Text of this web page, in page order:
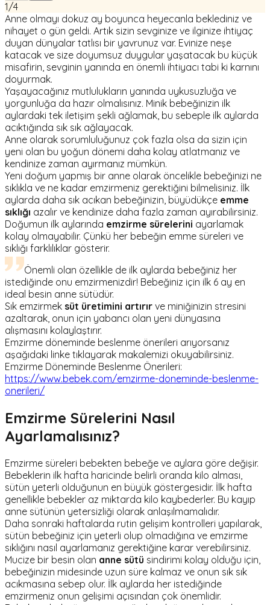
1/4
Anne olmayı dokuz ay boyunca heyecanla beklediniz ve
nihayet o gün geldi. Artık sizin sevginize ve ilginize ihtiyaç
duyan dünyalar tatlısı bir yavrunuz var. Evinize neşe
katacak ve size doyumsuz duygular yaşatacak bu küçük
misafirin, sevginin yanında en önemli ihtiyacı tabi ki karnını
doyurmak.
Yaşayacağınız mutlulukların yanında uykusuzluğa ve
yorgunluğa da hazır olmalısınız. Minik bebeğinizin ilk
aylardaki tek iletişim şekli ağlamak, bu sebeple ilk aylarda
acıktığında sık sık ağlayacak.
Anne olarak sorumluluğunuz çok fazla olsa da sizin için
yeni olan bu yoğun dönemi daha kolay atlatmanız ve
kendinize zaman ayırmanız mümkün.
Yeni doğum yapmış bir anne olarak öncelikle bebeğinizi ne
sıklıkla ve ne kadar emzirmeniz gerektiğini bilmelisiniz. İlk
aylarda daha sık acıkan bebeğinizin, büyüdükçe emme
sıklığı azalır ve kendinize daha fazla zaman ayırabilirsiniz.
Doğumun ilk aylarında emzirme sürelerini ayarlamak
kolay olmayabilir. Çünkü her bebeğin emme süreleri ve
sıklığı farklılıklar gösterir.
Önemli olan özellikle de ilk aylarda bebeğiniz her
istediğinde onu emzirmenizdir! Bebeğiniz için ilk 6 ay en
ideal besin anne sütüdür.
Sık emzirmek süt üretimini artırır ve miniğinizin stresini
azaltarak, onun için yabancı olan yeni dünyasına
alışmasını kolaylaştırır.
Emzirme döneminde beslenme önerileri arıyorsanız
aşağıdaki linke tıklayarak makalemizi okuyabilirsiniz.
Emzirme Döneminde Beslenme Önerileri:
https://www.bebek.com/emzirme-doneminde-beslenme-
onerileri/
Emzirme Sürelerini Nasıl
Ayarlamalısınız?
Emzirme süreleri bebekten bebeğe ve aylara göre değişir.
Bebeklerin ilk hafta haricinde belirli oranda kilo alması,
sütün yeterli olduğunun en büyük göstergesidir. İlk hafta
genellikle bebekler az miktarda kilo kaybederler. Bu kayıp
anne sütünün yetersizliği olarak anlaşılmamalıdır.
Daha sonraki haftalarda rutin gelişim kontrolleri yapılarak,
sütün bebeğiniz için yeterli olup olmadığına ve emzirme
sıklığını nasıl ayarlamanız gerektiğine karar verebilirsiniz.
Mucize bir besin olan anne sütü sindirimi kolay olduğu için,
bebeğinizin midesinde uzun süre kalmaz ve onun sık sık
acıkmasına sebep olur. İlk aylarda her istediğinde
emzirmeniz onun gelişimi açısından çok önemlidir.